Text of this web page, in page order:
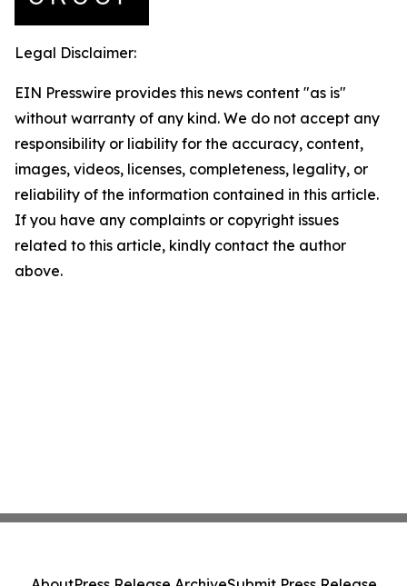
Legal Disclaimer:
EIN Presswire provides this news content "as is"
without warranty of any kind. We do not accept any
responsibility or liability for the accuracy, content,
images, videos, licenses, completeness, legality, or
reliability of the information contained in this article.
If you have any complaints or copyright issues
related to this article, kindly contact the author
above.